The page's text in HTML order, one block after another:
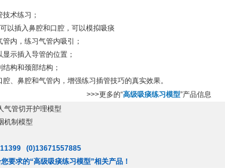
术练习；
以插入鼻腔和口腔，可以模拟吸痰
内，练习气管内吸引；
示插入导管的位置；
构和颈部结构；
、鼻腔和气管内，增强练习插管技巧的真实效果。
>>>更多的“高级吸痰练习模型”产品信息
气管切开护理模型
机制模型
(0)13671557885
要求的“高级吸痰练习模型”相关产品！